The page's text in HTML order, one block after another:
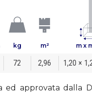
ed approvata dalla
kg m² m x
72 2,96 1,20 ×